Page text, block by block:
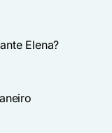
Elena?